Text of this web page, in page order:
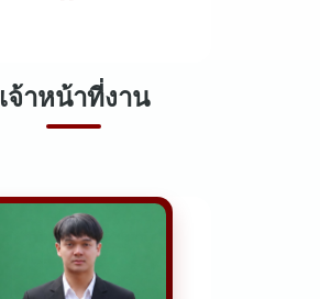
เจ้าหน้าที่งาน